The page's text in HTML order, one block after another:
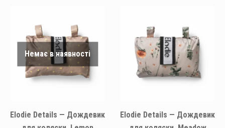
Немає в наявності
Elodie Details — Дождевик
Elodie Details — Дождевик